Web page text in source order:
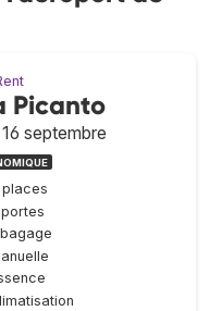
Picanto
septembre
places